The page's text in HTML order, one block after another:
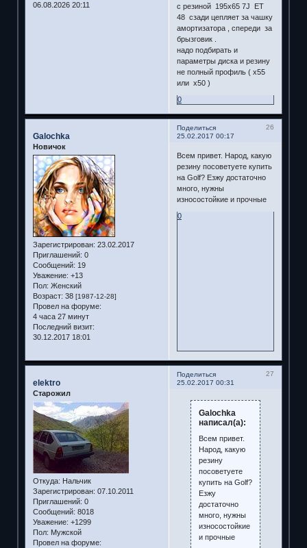
06.08.2026 20:11
с резиной 195х65 7J ЕТ
48 сзади цепляет за чашку
амортизатора , спереди за
брызговик .
надо подбирать и
параметры диска и резину
не полный профиль ( х55
или х50 )
0
Поделиться
26
25.02.2017 00:17
Galochka
Новичок
Зарегистрирован: 23.02.2017
Приглашений: 0
Сообщений: 19
Уважение: +13
Пол: Женский
Возраст: 38 [1987-12-28]
Провел на форуме:
4 часа 27 минут
Последний визит:
30.12.2017 18:01
Всем привет. Народ, какую
резину посоветуете купить
на Golf? Езжу достаточно
много, нужны
износостойкие и прочные
0
Поделиться
27
25.02.2017 00:31
elektro
Старожил
Откуда: Нальчик
Зарегистрирован: 07.10.2011
Приглашений: 0
Сообщений: 8018
Уважение: +1299
Пол: Мужской
Провел на форуме:
Galochka
написал(а):
Всем привет.
Народ, какую
резину
посоветуете
купить на Golf?
Езжу
достаточно
много, нужны
износостойкие
и прочные